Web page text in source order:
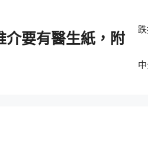
介要有醫生紙，附